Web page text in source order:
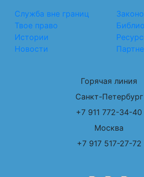
Служба вне границ
Твое право
Истории
Новости
Горячая линия
Санкт-Петербург
+7 911 772-34-40
Москва
+7 917 517-27-72